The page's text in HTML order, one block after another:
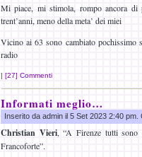
Mi piace, mi stimola, rompo ancora di
trent’anni, meno della meta’ dei miei
Vicino ai 63 sono cambiato
radio
| [27] Commenti
Informati meglio…
Inserito da admin il 5 Set 2023 2:40 pm.
Christian Vieri, “A Firenze tutti sono
Francoforte”.